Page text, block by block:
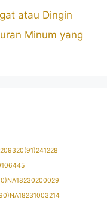
atau Dingin
Minum yang